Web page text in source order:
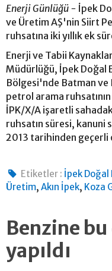
Enerji Günlüğü - İpek
ve Üretim AŞ'nin Siirt
ruhsatına iki yıllık ek
Enerji ve Tabii
Müdürlüğü, İpek Doğal
Bölgesi'nde Batman ve
petrol arama
İPK/X/A işaretli
ruhsatın süresi, kanuni
2013 tarihinden geçerli
Etiketler : İpek Doğal
Üretim, Akın İpek, Koza
Benzine
yapıldı